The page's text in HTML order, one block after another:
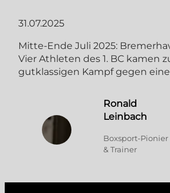
31.07.2025
Mitte-Ende Juli 2025:
Vier Athleten des 1. BC kamen
gutklassigen Kampf gegen
Ronald
Leinbach
Boxsport-Pionier
& Trainer